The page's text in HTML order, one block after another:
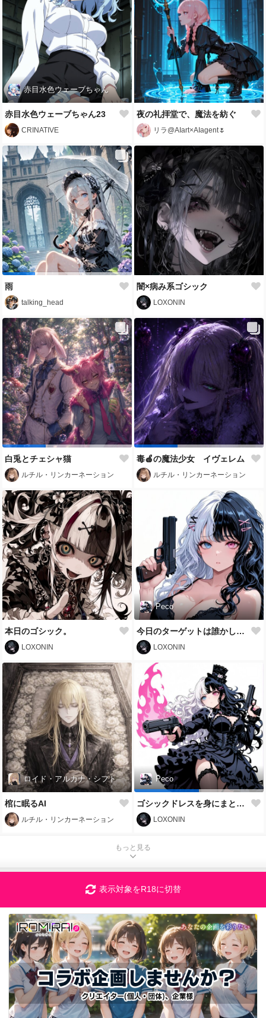
赤目水色ウェーブちゃん
赤目水色ウェーブちゃん23
CRINATIVE
夜の礼拝堂で、魔法を紡ぐ
リラ@AIart×AIagent🌷
雨
talking_head
闇×病み系ゴシック
LOXONIN
白兎とチェシャ猫
ルチル・リンカーネーション
毒🍎の魔法少女 イヴェレム
ルチル・リンカーネーション
本日のゴシック。
LOXONIN
Peco
今日のターゲットは誰かしら？
LOXONIN
ロイド・アルカナ・シフト
棺に眠るAI
ルチル・リンカーネーション
Peco
ゴシックドレスを身にまとう殺し屋Peco
LOXONIN
もっと見る
表示対象をR18に切替